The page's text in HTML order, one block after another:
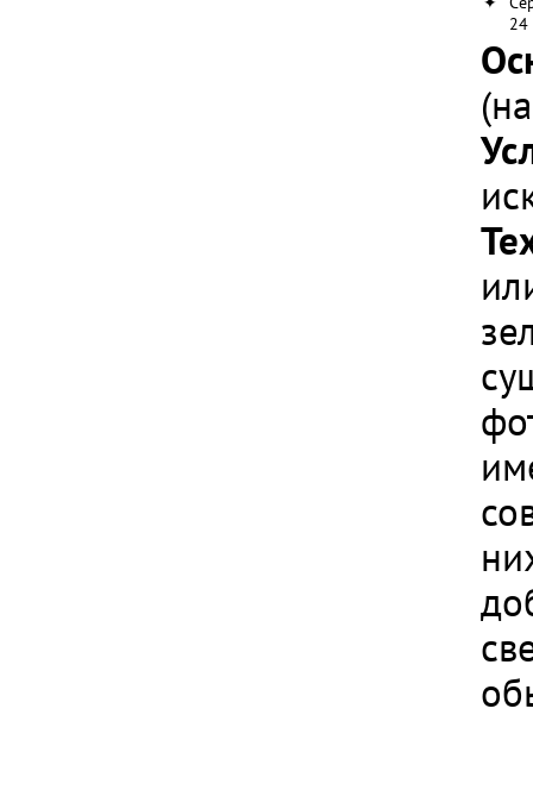
24